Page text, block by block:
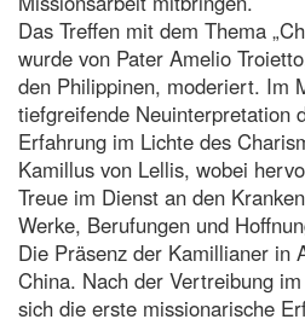
Das Treffen mit dem Thema
wurde von Pater Amelio
den Philippinen, moderiert. Im
tiefgreifende Neuinterpretation
Erfahrung im Lichte des
Kamillus von Lellis, wobei
Treue im Dienst an den
Werke, Berufungen und
Die Präsenz der Kamillianer in
China. Nach der Vertreibung
sich die erste missionarische